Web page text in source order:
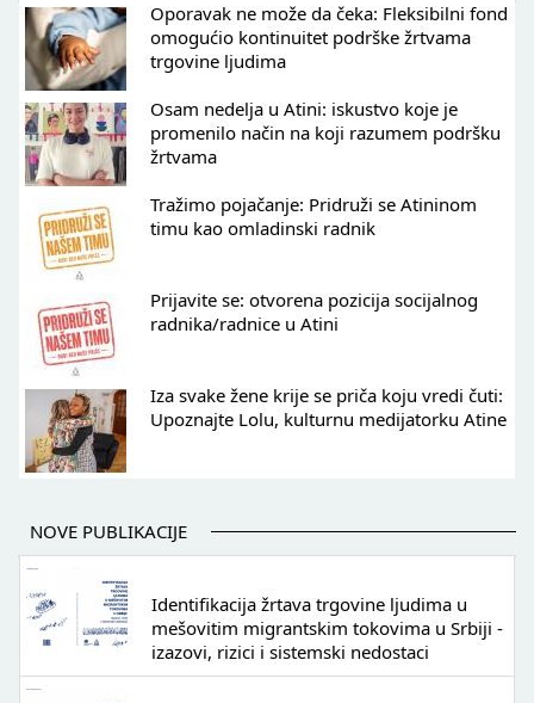
Oporavak ne može da čeka: Fleksibilni fond
omogućio kontinuitet podrške žrtvama
trgovine ljudima
Osam nedelja u Atini: iskustvo koje je
promenilo način na koji razumem podršku
žrtvama
Tražimo pojačanje: Pridruži se Atininom
timu kao omladinski radnik
Prijavite se: otvorena pozicija socijalnog
radnika/radnice u Atini
Iza svake žene krije se priča koju vredi čuti:
Upoznajte Lolu, kulturnu medijatorku Atine
NOVE PUBLIKACIJE
Identifikacija žrtava trgovine ljudima u
mešovitim migrantskim tokovima u Srbiji -
izazovi, rizici i sistemski nedostaci